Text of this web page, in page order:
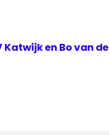
Katwijk en Bo van de